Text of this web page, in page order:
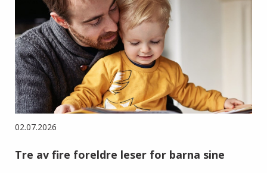
02.07.2026
Tre av fire foreldre leser for barna sine